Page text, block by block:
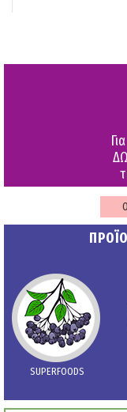
SUPERFOODS